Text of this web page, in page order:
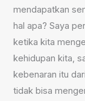
mendapatkan
hal apa? Saya
ketika kita
kehidupan kita,
kebenaran itu
tidak bisa